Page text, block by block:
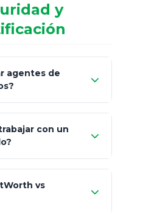
y
agentes de
(CNSF)con un
consultor técnico
vs